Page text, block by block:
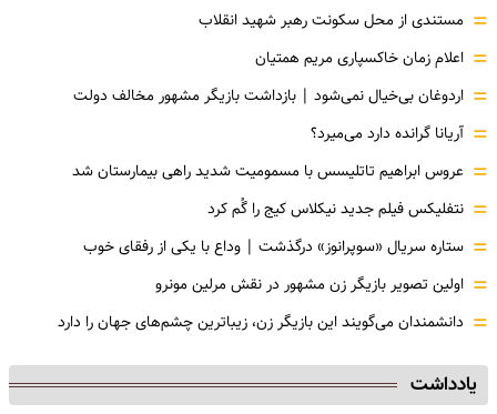
= مستندی از محل سکونت رهبر شهید انقلاب
= اعلام زمان خاکسپاری مریم همتیان
= اردوغان بی‌خیال نمی‌شود | بازداشت بازیگر مشهور مخالف دولت
= آریانا گرانده دارد می‌میرد؟
= عروس ابراهیم تاتلیسس با مسمومیت شدید راهی بیمارستان شد
= نتفلیکس فیلم جدید نیکلاس کیج را گُم کرد
= ستاره سریال «سوپرانوز» درگذشت | وداع با یکی از رفقای خوب
= اولین تصویر بازیگر زن مشهور در نقش مرلین مونرو
= دانشمندان می‌گویند این بازیگر زن، زیباترین چشم‌های جهان را دارد
یادداشت